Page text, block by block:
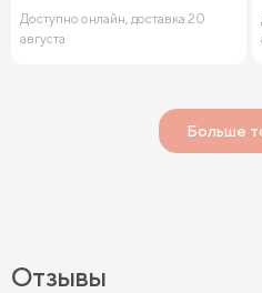
Доступно онлайн, доставка 20
августа
Больше
Отзывы